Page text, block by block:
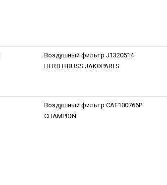
Воздушный фильтр J1320514
HERTH+BUSS JAKOPARTS
Воздушный фильтр CAF100766P
CHAMPION